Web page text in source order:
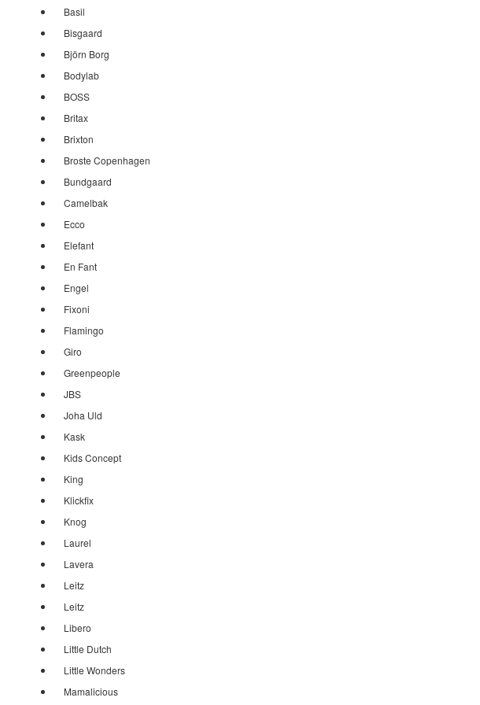
Basil
Bisgaard
Björn Borg
Bodylab
BOSS
Britax
Brixton
Broste Copenhagen
Bundgaard
Camelbak
Ecco
Elefant
En Fant
Engel
Fixoni
Flamingo
Giro
Greenpeople
JBS
Joha Uld
Kask
Kids Concept
King
Klickfix
Knog
Laurel
Lavera
Leitz
Leitz
Libero
Little Dutch
Little Wonders
Mamalicious